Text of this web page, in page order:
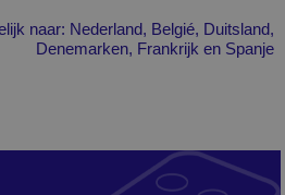
naar: Nederland, Belgié, Duitsland,
Denemarken, Frankrijk en Spanje